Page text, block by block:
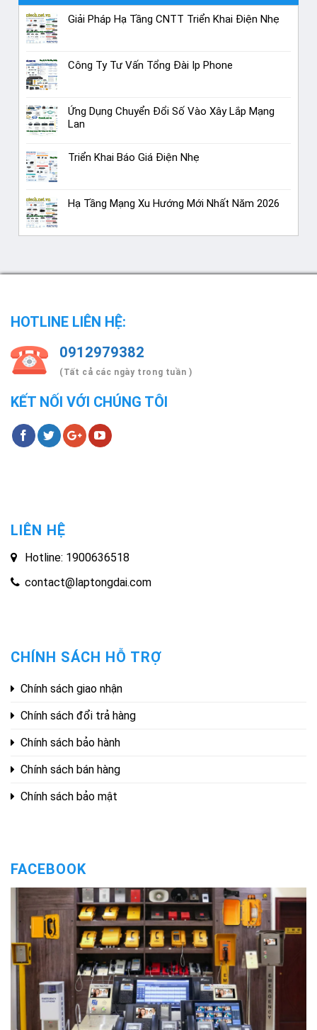
Giải Pháp Hạ Tầng CNTT Triển Khai Điện Nhẹ
Công Ty Tư Vấn Tổng Đài Ip Phone
Ứng Dụng Chuyển Đổi Số Vào Xây Lắp Mạng
Lan
Triển Khai Báo Giá Điện Nhẹ
Hạ Tầng Mạng Xu Hướng Mới Nhất Năm 2026
HOTLINE LIÊN HỆ:
0912979382
(Tất cả các ngày trong tuần )
KẾT NỐI VỚI CHÚNG TÔI
LIÊN HỆ
Hotline: 1900636518
contact@laptongdai.com
CHÍNH SÁCH HỖ TRỢ
Chính sách giao nhận
Chính sách đổi trả hàng
Chính sách bảo hành
Chính sách bán hàng
Chính sách bảo mật
FACEBOOK